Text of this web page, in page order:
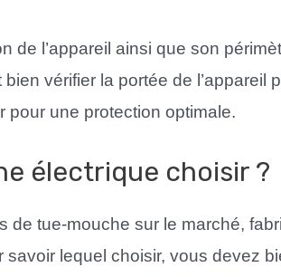
de l’appareil ainsi que son
bien vérifier la portée de l’appareil
pour une protection optimale.
électrique choisir ?
de tue-mouche sur le marché,
savoir lequel choisir, vous devez